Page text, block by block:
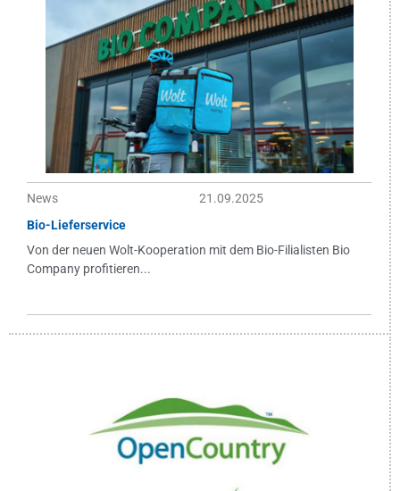
News
21.09.2025
Bio-Lieferservice
Von der neuen Wolt-Kooperation mit dem Bio-Filialisten Bio
Company profitieren...